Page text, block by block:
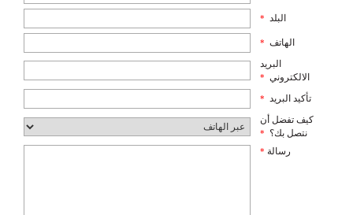
البلد *
الهاتف *
البريد
الالكتروني *
تأكيد البريد *
كيف تفضل أن
نتصل بك؟ *
رسالة *